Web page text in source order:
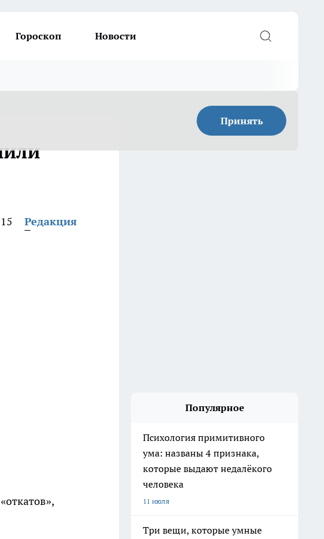
Гороскоп Новости
Принять
Редакция
Популярное
Психология примитивного
ума: названы 4 признака,
которые выдают недалёкого
человека
11 июля
Три вещи, которые умные